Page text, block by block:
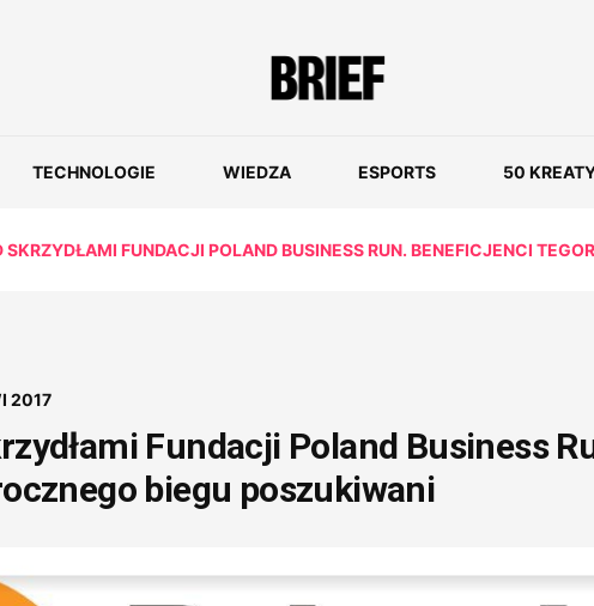
TECHNOLOGIE WIEDZA ESPORTS 50
SKRZYDŁAMI FUNDACJI POLAND BUSINESS RUN. BENEFICJENCI
2017
Fundacji Poland Business
biegu poszukiwani